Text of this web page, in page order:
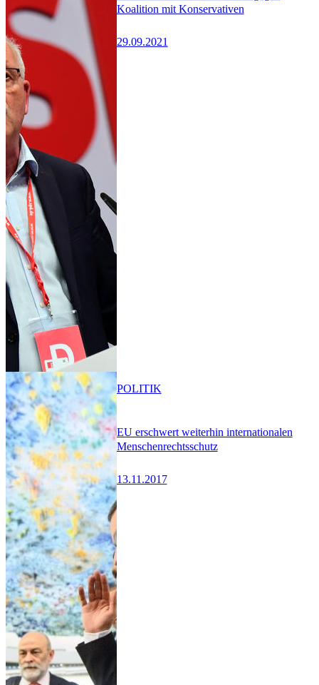
Koalition mit Konservativen
29.09.2021
EU erschwert weiterhin internationalen
Menschenrechtsschutz
13.11.2017
POLITIK